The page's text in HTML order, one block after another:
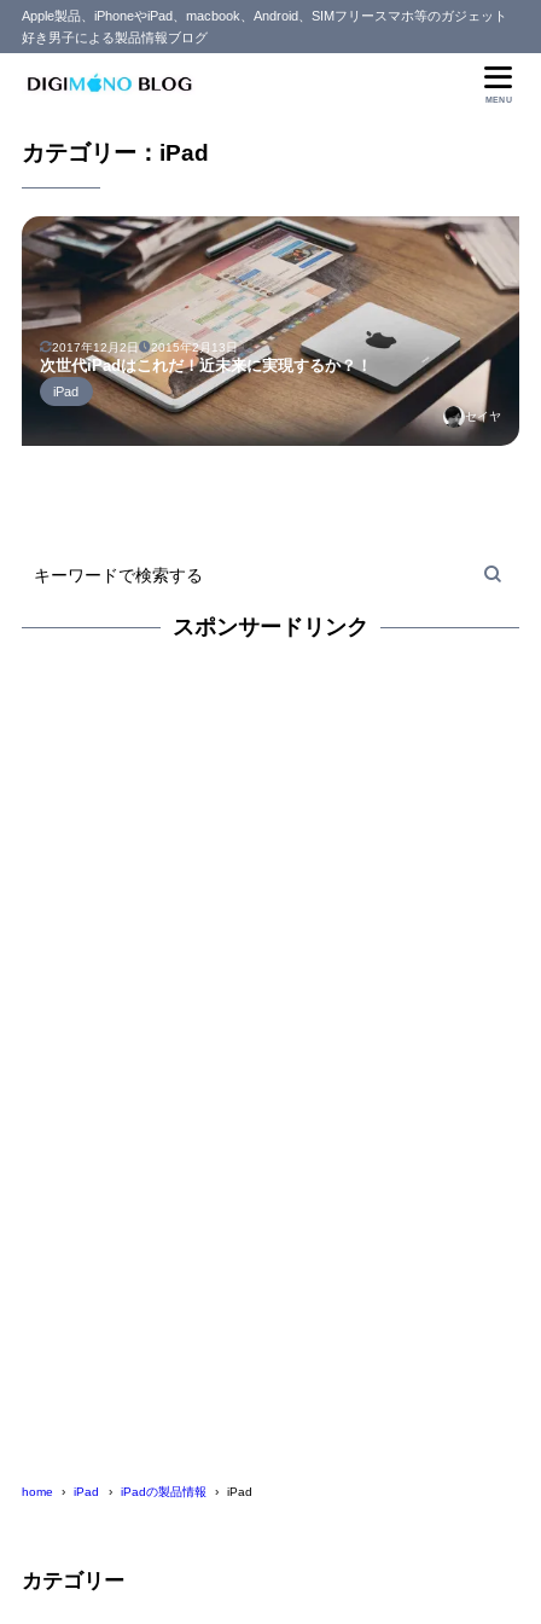
Apple製品、iPhoneやiPad、macbook、Android、SIMフリースマホ等のガジェット
好き男子による製品情報ブログ
MENU
カテゴリー：iPad
2017年12月2日 2015年2月13日
次世代iPadはこれだ！近未来に実現するか？！
iPad
セイヤ
スポンサードリンク
home iPad iPadの製品情報 iPad
カテゴリー